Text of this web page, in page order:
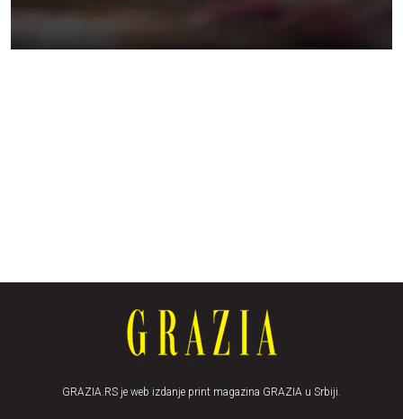
GRAZIA.RS je web izdanje print magazina GRAZIA u Srbiji.